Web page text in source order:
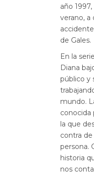
año
verano, a
de Gales.
En la
Diana
público y
mundo.
conocida
la que
contra
persona.
historia
nos